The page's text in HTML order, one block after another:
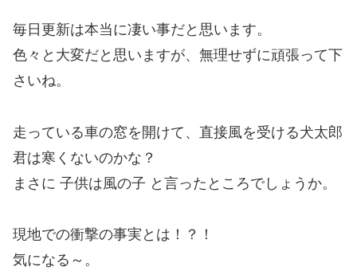
毎日更新は本当に凄い事だと思います。
色々と大変だと思いますが、無理せずに頑張って下
さいね。
走っている車の窓を開けて、直接風を受ける犬太郎
君は寒くないのかな？
まさに 子供は風の子 と言ったところでしょうか。
現地での衝撃の事実とは！？！
気になる～。